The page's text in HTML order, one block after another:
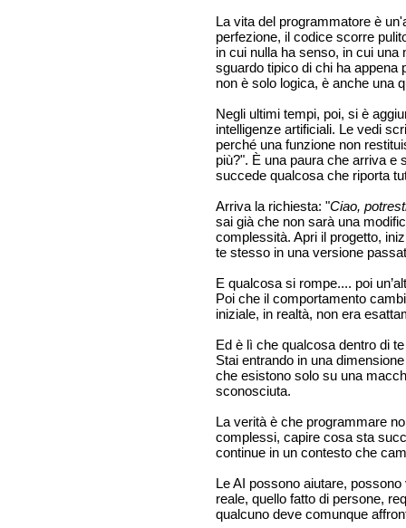
La vita del programmatore è
perfezione, il codice scorre
in cui nulla ha senso, in cui
sguardo tipico di chi ha appena
non è solo logica, è anche una
Negli ultimi tempi, poi, si è
intelligenze artificiali. Le vedi
perché una funzione non
più?". È una paura che arriva e
succede qualcosa che riporta
Arriva la richiesta: "Ciao,
sai già che non sarà una
complessità. Apri il progetto,
te stesso in una versione
E qualcosa si rompe.... poi
Poi che il comportamento
iniziale, in realtà, non era
Ed è lì che qualcosa dentro di
Stai entrando in una
che esistono solo su una
sconosciuta.
La verità è che programmare
complessi, capire cosa sta
continue in un contesto che
Le AI possono aiutare,
reale, quello fatto di persone,
qualcuno deve comunque